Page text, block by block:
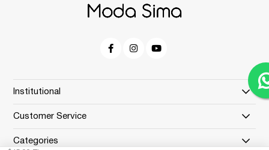
Institutional
Customer Service
Categories